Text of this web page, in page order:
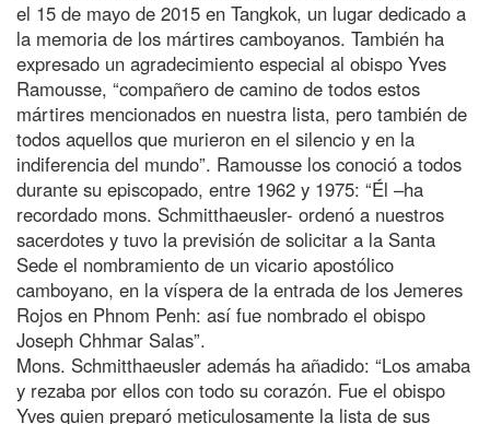
el 15 de mayo de 2015 en Tangkok, un lugar dedicado a
la memoria de los mártires camboyanos. También ha
expresado un agradecimiento especial al obispo Yves
Ramousse, “compañero de camino de todos estos
mártires mencionados en nuestra lista, pero también de
todos aquellos que murieron en el silencio y en la
indiferencia del mundo”. Ramousse los conoció a todos
durante su episcopado, entre 1962 y 1975: “Él –ha
recordado mons. Schmitthaeusler- ordenó a nuestros
sacerdotes y tuvo la previsión de solicitar a la Santa
Sede el nombramiento de un vicario apostólico
camboyano, en la víspera de la entrada de los Jemeres
Rojos en Phnom Penh: así fue nombrado el obispo
Joseph Chhmar Salas”.
Mons. Schmitthaeusler además ha añadido: “Los amaba
y rezaba por ellos con todo su corazón. Fue el obispo
Yves quien preparó meticulosamente la lista de sus